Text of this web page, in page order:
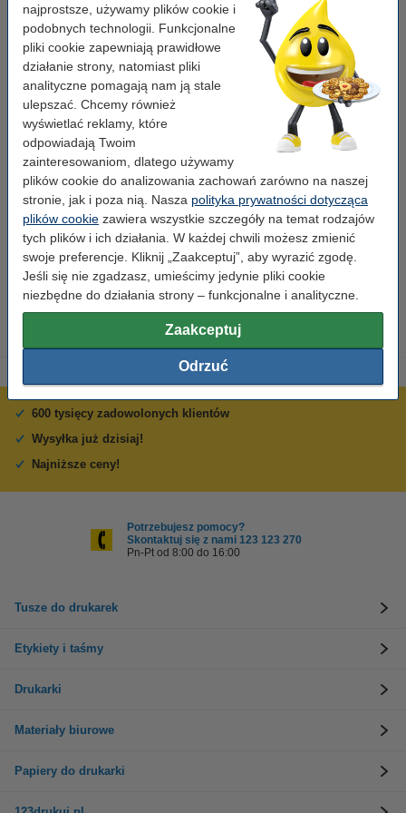
najprostsze, używamy plików cookie i
podobnych technologii. Funkcjonalne
pliki cookie zapewniają prawidłowe
działanie strony, natomiast pliki
analityczne pomagają nam ją stale
ulepszać. Chcemy również
wyświetlać reklamy, które
odpowiadają Twoim
zainteresowaniom, dlatego używamy
plików cookie do analizowania zachowań zarówno na naszej
stronie, jak i poza nią. Nasza polityka prywatności dotycząca
plików cookie zawiera wszystkie szczegóły na temat rodzajów
tych plików i ich działania. W każdej chwili możesz zmienić
swoje preferencje. Kliknij „Zaakceptuj”, aby wyrazić zgodę.
Jeśli się nie zgadzasz, umieścimy jedynie pliki cookie
niezbędne do działania strony – funkcjonalne i analityczne.
Zaakceptuj
Odrzuć
Typ: toner
Wersja: Standard (4 sztuki)
Marka: Xerox
OEM:
Numer artykułu:
Numer: 006R90234
Wskazówka: zamów papier
Papier ksero A4 80 g/m2 (2500 szt.), 123drukuj
(5 ryz)
110,00 zł
600 tysięcy zadowolonych klientów
Wysyłka już dzisiaj!
Najniższe ceny!
Potrzebujesz pomocy?
Skontaktuj się z nami 123 123 270
Pn-Pt od 8:00 do 16:00
Tusze do drukarek
Etykiety i taśmy
Drukarki
Materiały biurowe
Papiery do drukarki